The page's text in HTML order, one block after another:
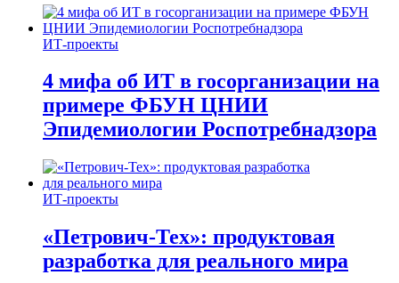
ИТ-проекты
4 мифа об ИТ в госорганизации на
примере ФБУН ЦНИИ
Эпидемиологии Роспотребнадзора
ИТ-проекты
«Петрович-Тех»: продуктовая
разработка для реального мира